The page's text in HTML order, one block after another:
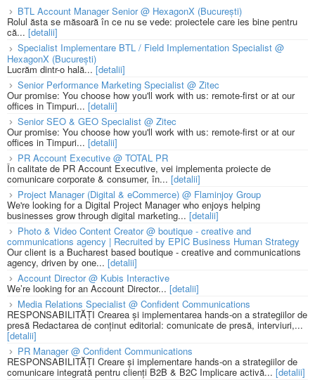
BTL Account Manager Senior @ HexagonX (București)
Rolul ăsta se măsoară în ce nu se vede: proiectele care ies bine pentru
că... [detalii]
Specialist Implementare BTL / Field Implementation Specialist @
HexagonX (București)
Lucrăm dintr-o hală...[detalii]
Senior Performance Marketing Specialist @ Zitec
Our promise: You choose how you'll work with us: remote-first or at our
offices in Timpuri... [detalii]
Senior SEO & GEO Specialist @ Zitec
Our promise: You choose how you'll work with us: remote-first or at our
offices in Timpuri... [detalii]
PR Account Executive @ TOTAL PR
În calitate de PR Account Executive, vei implementa proiecte de
comunicare corporate & consumer, în... [detalii]
Project Manager (Digital & eCommerce) @ Flaminjoy Group
We're looking for a Digital Project Manager who enjoys helping
businesses grow through digital marketing... [detalii]
Photo & Video Content Creator @ boutique - creative and
communications agency | Recruited by EPIC Business Human Strategy
Our client is a Bucharest based boutique - creative and communications
agency, driven by one... [detalii]
Account Director @ Kubis Interactive
We’re looking for an Account Director... [detalii]
Media Relations Specialist @ Confident Communications
RESPONSABILITĂȚI Crearea și implementarea hands-on a strategiilor de
presă Redactarea de conținut editorial: comunicate de presă, interviuri,...
[detalii]
PR Manager @ Confident Communications
RESPONSABILITĂȚI Creare și implementare hands-on a strategiilor de
comunicare integrată pentru clienți B2B & B2C Implicare activă... [detalii]